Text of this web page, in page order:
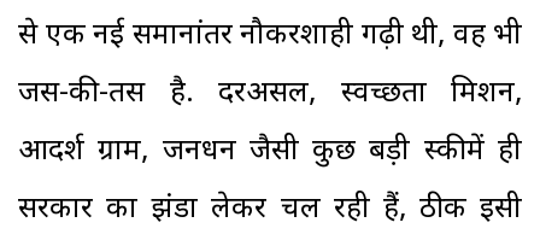
से एक नई समानांतर नौकरशाही गढ़ी थी, वह भी
जस-की-तस है. दरअसल, स्वच्छता मिशन,
आदर्श ग्राम, जनधन जैसी कुछ बड़ी स्कीमें ही
सरकार का झंडा लेकर चल रही हैं, ठीक इसी